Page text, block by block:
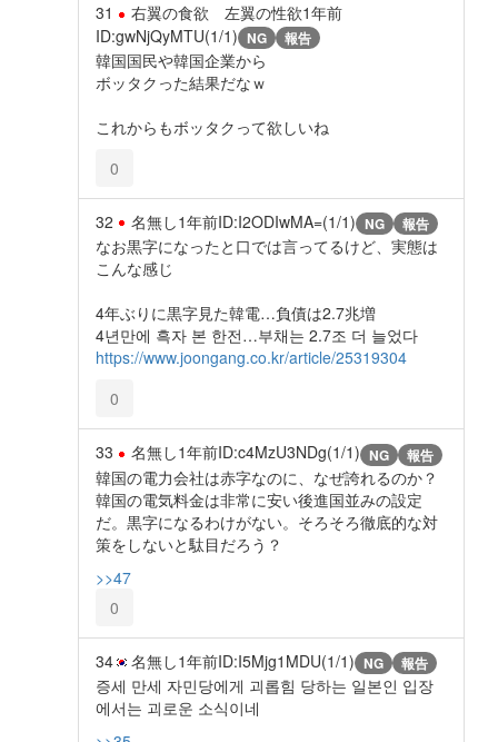
31 右翼の食欲 左翼の性欲1年前
ID:gwNjQyMTU(1/1) NG 報告
韓国国民や韓国企業から
ボッタクった結果だなｗ
これからもボッタクって欲しいね
0
32 名無し1年前ID:I2ODIwMA=(1/1) NG 報告
なお黒字になったと口では言ってるけど、実態は
こんな感じ
4年ぶりに黒字見た韓電…負債は2.7兆増
4년만에 흑자 본 한전…부채는 2.7조 더 늘었다
https://www.joongang.co.kr/article/25319304
0
33 名無し1年前ID:c4MzU3NDg(1/1) NG 報告
韓国の電力会社は赤字なのに、なぜ誇れるのか？
韓国の電気料金は非常に安い後進国並みの設定
だ。黒字になるわけがない。そろそろ徹底的な対
策をしないと駄目だろう？
>>47
0
34 名無し1年前ID:I5Mjg1MDU(1/1) NG 報告
증세 만세 자민당에게 괴롭힘 당하는 일본인 입장
에서는 괴로운 소식이네